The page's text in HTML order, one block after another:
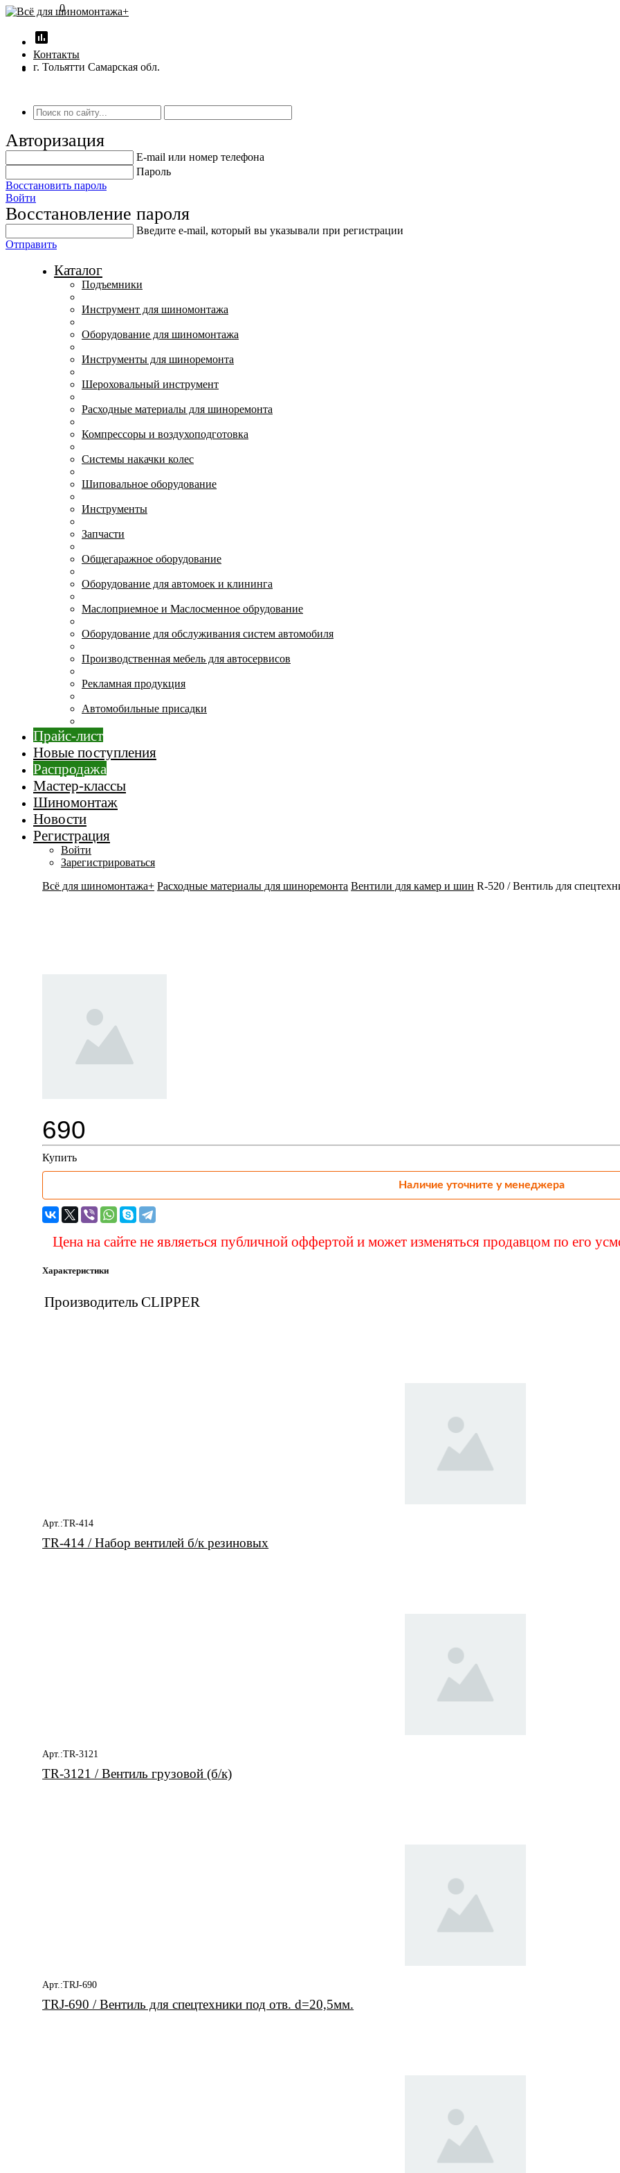
insert_chart
0
Контакты
г. Тольятти Самарская обл.
Авторизация
E-mail или номер телефона
Пароль
Восстановить пароль
Войти
Восстановление пароля
Введите е-mail, который вы указывали при регистрации
Отправить
Каталог
Подъемники
Инструмент для шиномонтажа
Оборудование для шиномонтажа
Инструменты для шиноремонта
Шероховальный инструмент
Расходные материалы для шиноремонта
Компрессоры и воздухоподготовка
Системы накачки колес
Шиповальное оборудование
Инструменты
Запчасти
Общегаражное оборудование
Оборудование для автомоек и клининга
Маслоприемное и Маслосменное обрудование
Оборудование для обслуживания систем автомобиля
Производственная мебель для автосервисов
Рекламная продукция
Автомобильные присадки
Прайс-лист
Новые поступления
Распродажа
Мастер-классы
Шиномонтаж
Новости
Регистрация
Войти
Зарегистрироваться
Всё для шиномонтажа+ Расходные материалы для шиноремонта Вентили для камер и шин R-520 / Вентиль для
690
Купить
Наличие уточните у менеджера
Цена на сайте не являеться публичной оффертой и может изменяться продавцом по его
Характеристики
Производитель CLIPPER
Арт.:TR-414
TR-414 / Набор вентилей б/к резиновых
Арт.:TR-3121
TR-3121 / Вентиль грузовой (б/к)
Арт.:TRJ-690
TRJ-690 / Вентиль для спецтехники под отв. d=20,5мм.